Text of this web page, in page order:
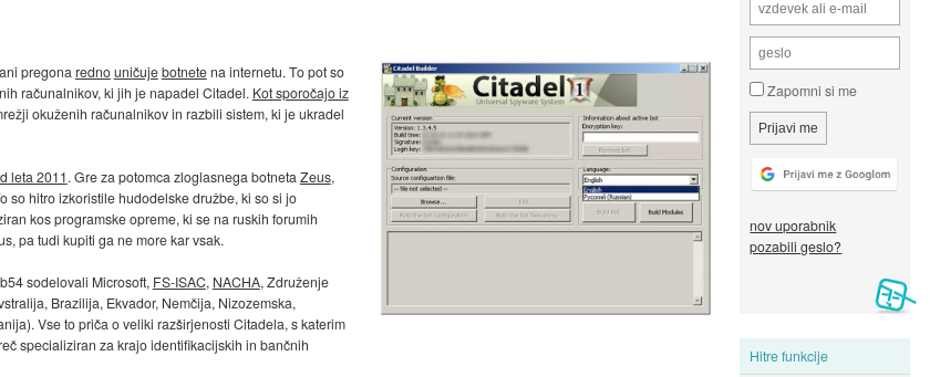
Zapomni si me
nov uporabnik
pozabili geslo?
Hitre funkcije
pregona rednouničujebotnetena internetu. To pot so
računalnikov, ki jih je napadel Citadel. Kot sporočajo iz
okuženih računalnikov in razbili sistem, ki je ukradel
leta 2011. Gre za potomca zloglasnega botneta Zeus,
so hitro izkoristile hudodelske družbe, ki so si jo
kos programske opreme, ki se na ruskih forumih
pa tudi kupiti ga ne more kar vsak.
sodelovali Microsoft, FS-ISAC, NACHA, Združenje
Brazilija, Ekvador, Nemčija, Nizozemska,
Vse to priča o veliki razširjenosti Citadela, s katerim
specializiran za krajo identifikacijskih in bančnih